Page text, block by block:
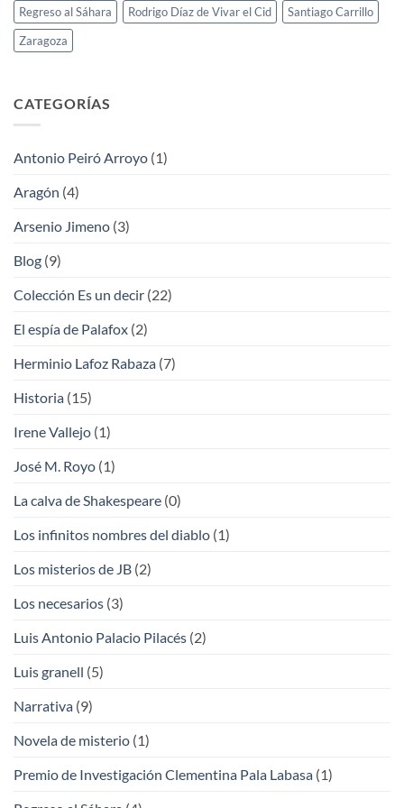
Regreso al Sáhara Rodrigo Díaz de Vivar el Cid
Santiago Carrillo
Zaragoza
CATEGORÍAS
Antonio Peiró Arroyo (1)
Aragón (4)
Arsenio Jimeno (3)
Blog (9)
Colección Es un decir (22)
El espía de Palafox (2)
Herminio Lafoz Rabaza (7)
Historia (15)
Irene Vallejo (1)
José M. Royo (1)
La calva de Shakespeare (0)
Los infinitos nombres del diablo (1)
Los misterios de JB (2)
Los necesarios (3)
Luis Antonio Palacio Pilacés (2)
Luis granell (5)
Narrativa (9)
Novela de misterio (1)
Premio de Investigación Clementina Pala Labasa (1)